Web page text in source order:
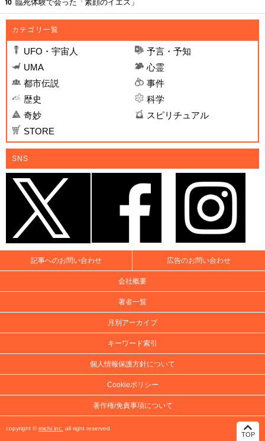
臨死体験で会った「素顔のイエス」
カテゴリ一覧
UFO・宇宙人
予言・予知
UMA
心霊
都市伝説
事件
歴史
科学
奇妙
スピリチュアル
STORE
SNS
記事へのお問い合わせ 広告のお問い合わせ
会社概要
著者一覧
月別アーカイブ
キーワード索引
個人情報保護方針について
Cookieポリシー
著作権/免責事項について
copyright ©michi inc. all right reserved.
TOP